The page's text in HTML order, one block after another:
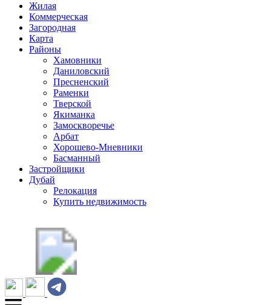
Жилая
Коммерческая
Загородная
Карта
Районы
Хамовники
Даниловский
Пресненский
Раменки
Тверской
Якиманка
Замоскворечье
Арбат
Хорошево-Мневники
Басманный
Застройщики
Дубай
Релокация
Купить недвижимость